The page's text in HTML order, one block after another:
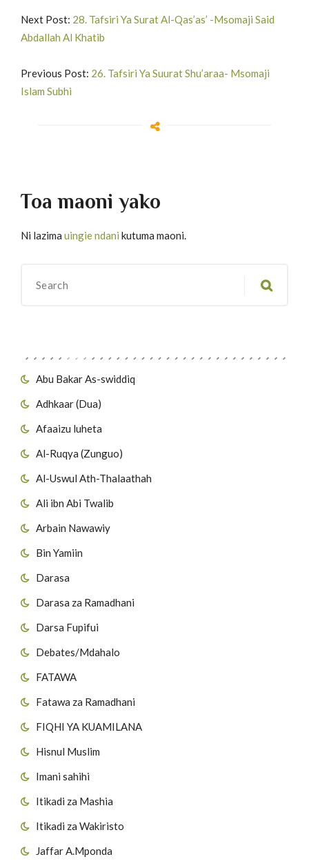
Abu Bakar As-swiddiq
Adhkaar (Dua)
Afaaizu luheta
Al-Ruqya (Zunguo)
Al-Uswul Ath-Thalaathah
Ali ibn Abi Twalib
Arbain Nawawiy
Bin Yamiin
Darasa
Darasa za Ramadhani
Darsa Fupifui
Debates/Mdahalo
FATAWA
Fatawa za Ramadhani
FIQHI YA KUAMILANA
Hisnul Muslim
Imani sahihi
Itikadi za Mashia
Itikadi za Wakiristo
Jaffar A.Mponda
Next Post: 28. Tafsiri Ya Surat Al-Qas’as’ -Msomaji Said
Abdallah Al Khatib
Previous Post: 26. Tafsiri Ya Suurat Shu’araa- Msomaji
Islam Subhi
Toa maoni yako
Ni lazima uingie ndani kutuma maoni.